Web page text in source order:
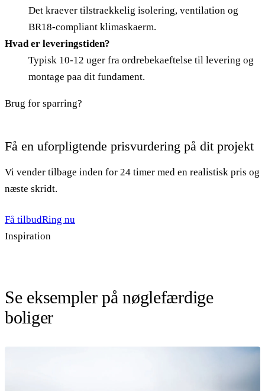
Det kraever tilstraekkelig isolering, ventilation og
BR18-compliant klimaskaerm.
Hvad er leveringstiden?
Typisk 10-12 uger fra ordrebekaeftelse til levering og
montage paa dit fundament.
Brug for sparring?
Få en uforpligtende prisvurdering på dit projekt
Vi vender tilbage inden for 24 timer med en realistisk pris og
næste skridt.
Få tilbudRing nu
Inspiration
Se eksempler på nøglefærdige
boliger